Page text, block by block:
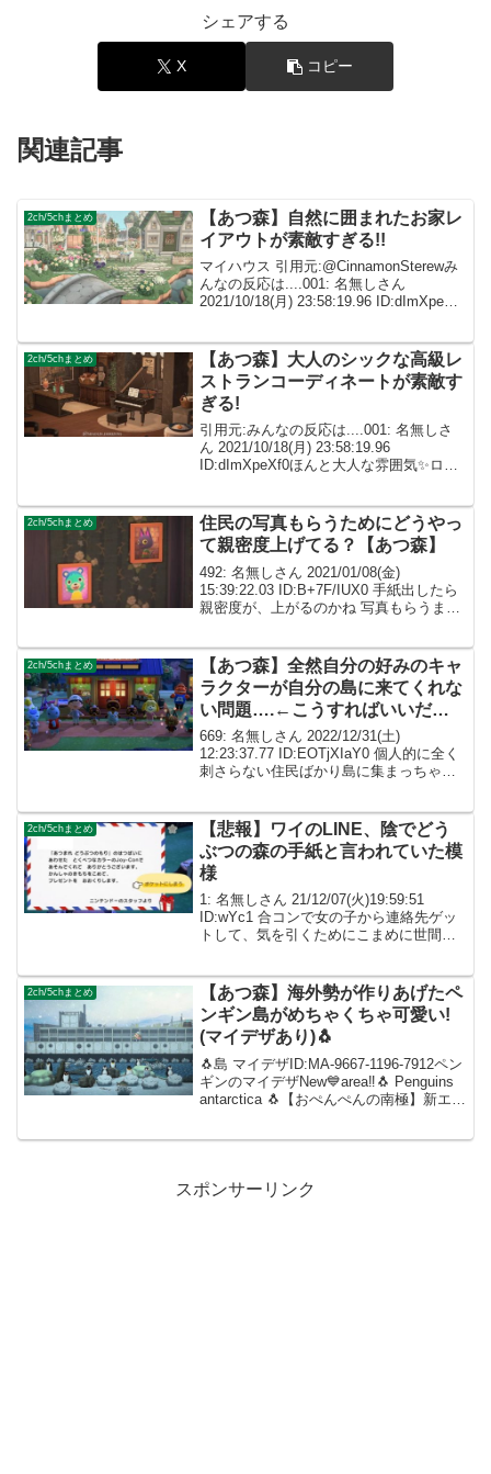
シェアする
X コピー
関連記事
2ch/5chまとめ
【あつ森】自然に囲まれたお家レ
イアウトが素敵すぎる!!
マイハウス 引用元:@CinnamonSterewみ
んなの反応は....001: 名無しさん
2021/10/18(月) 23:58:19.96 ID:dImXpeXf0
2ch/5chまとめ
【あつ森】大人のシックな高級レ
ストランコーディネートが素敵す
ぎる!
引用元:みんなの反応は....001: 名無しさ
ん 2021/10/18(月) 23:58:19.96
ID:dImXpeXf0ほんと大人な雰囲気✨ロー
2ch/5chまとめ
住民の写真もらうためにどうやっ
て親密度上げてる？【あつ森】
492: 名無しさん 2021/01/08(金)
15:39:22.03 ID:B+7F/IUX0 手紙出したら
親密度が、上がるのかね 写真もらうまで
れ 495: 名...
2ch/5chまとめ
【あつ森】全然自分の好みのキャ
ラクターが自分の島に来てくれな
い問題….←こうすればいいだ
ろ！
669: 名無しさん 2022/12/31(土)
12:23:37.77 ID:EOTjXIaY0 個人的に全く
刺さらない住民ばかり島に集まっちゃっ
どなかなかモヤモヤ...
2ch/5chまとめ
【悲報】ワイのLINE、陰でどう
ぶつの森の手紙と言われていた模
様
1: 名無しさん 21/12/07(火)19:59:51
ID:wYc1 合コンで女の子から連絡先ゲッ
トして、気を引くためにこまめに世間話
森の手紙みたい」って笑われて...
2ch/5chまとめ
【あつ森】海外勢が作りあげたペ
ンギン島がめちゃくちゃ可愛い!
(マイデザあり)🐧
🐧島 マイデザID:MA-9667-1196-7912ペン
ギンのマイデザNew💙area‼︎🐧 Penguins
antarctica 🐧【おぺんぺんの南極】新エリ
スポンサーリンク